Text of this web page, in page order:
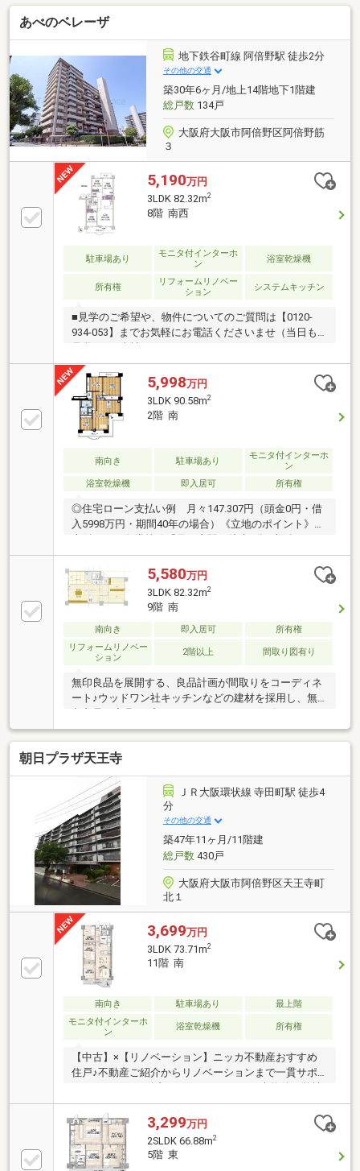
Ｋ。
あべのベレーザ
地下鉄谷町線 阿倍野駅 徒歩2分
その他の交通
築30年6ヶ月/地上14階地下1階建
総戸数134戸
大阪府大阪市阿倍野区阿倍野筋
３
5,190万円
3LDK 82.32m2
8階 南西
駐車場あり
モニタ付インターホ
ン
浴室乾燥機
所有権
リフォームリノベー
ション
システムキッチン
■見学のご希望や、物件についてのご質問は【0120-
934-053】までお気軽にお電話くださいませ（当日も
ス（東証プライム上場）のグループ会社です。○令和8
年6月24日 リフォーム済み『アフターサービス保証
付』 ＊ 特典 ＊給排水設備・水廻りなどのアフタ
ーサービス期間を“2年→最長10年”に延長いたします。
詳細はお問い合わせください。※本特典は、予告なく
変更または終了する場合がございます。・クロス・
CF・フローリング張替・建具交換・キッチン交換・ユ
ニットバス交換・トイレ交換・洗面台交換・照明取付
など
5,998万円
3LDK 90.58m2
2階 南
南向き 駐車場あり
モニタ付インターホ
ン
浴室乾燥機
即入居可 所有権
◎住宅ローン支払い例 月々147.307円（頭金0円・借
入5998万円・期間40年の場合）《立地のポイント》■
谷町線『阿倍野駅』徒歩3分！■あべのキューズモール
まで徒歩3分！■あべのハルカスまで徒歩7分！■関西ス
ーパーまで徒歩2分！■金塚ふれあい東公園まで徒歩1
分！《物件のポイント》■専有面積９０㎡超の広々３
LDK！■フルリフォーム7月末に完成しました♪■南向き
陽当たり・眺望良好♪階下に住戸無し！※ご内覧予約は
無料通話0120-107-968がスムーズです♪※当社では他社
様掲載物件もまとめてご案内可能です♪
5,580万円
3LDK 82.32m2
9階 南
南向き 即入居可
所有権
リフォームリノベー
ション
2階以上 間取り図有り
無印良品を展開する、良品計画が間取りをコーディネ
ート♪ウッドワン社キッチンなどの建材を採用し、無
印良品の家具でプランニングをしました♪《８月８日
（土）９日（日）１１日（火）AM１０時～PM１７時
まで》オープンルーム開催♪【要予約】お問い合わせ
お待ちしております♪地下鉄線、近鉄線、JR線が利用
可能で交通至便！大型商業施設など、都市機能が充実
した好立地♪2025年12月フルリノベーション完了！す
ぐ入居できます♪南北にバルコニーあり採光・通風良
好♪人気の和室あり♪収納大変豊富で室内スッキリと暮
らせます♪※エレベーター非停止階
朝日プラザ天王寺
ＪＲ大阪環状線 寺田町駅 徒歩4
分
その他の交通
築47年11ヶ月/11階建
総戸数430戸
大阪府大阪市阿倍野区天王寺町
北１
3,699万円
3LDK 73.71m2
11階 南
南向き 駐車場あり
最上階
モニタ付インターホ
ン
浴室乾燥機 所有権
【中古】×【リノベーション】ニッカ不動産おすすめ
住戸♪不動産ご紹介からリノベーションまで一貫サポ
ートのニッカ不動産にお任せ下さい！＼当物件は弊社
売主ですので、直接お問合せでお得に購入可能です！
／▼お電話でのご予約、ご質問・お問合せはこちらま
で▼TEL：0120-15-7549【通話無料】◎空家につき即
日のご案内も可能◎気になる他物件とまとめてのご案
内も可能お気兼ねなくお問合せくださいませ。住宅ロ
3,299万円
2SLDK 66.88m2
5階 東